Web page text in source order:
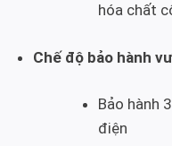
hóa chất
Chế độ bảo hành
Bảo hành
điện